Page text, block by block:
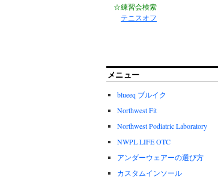
☆練習会検索
テニスオフ
メニュー
blueeq ブルイク
Northwest Fit
Northwest Podiatric Laboratory
NWPL LIFE OTC
アンダーウェアーの選び方
カスタムインソール